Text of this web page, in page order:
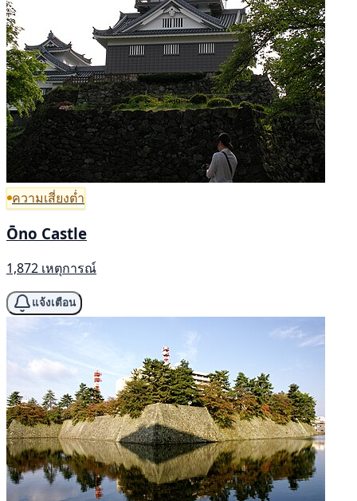
ความเสี่ยงต่ำ
Ōno Castle
1,872 เหตุการณ์
แจ้งเตือน